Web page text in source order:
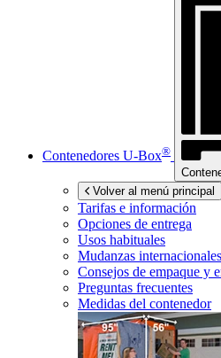
Contenedores U-Box®
Volver al menú principal
Tarifas e información
Opciones de entrega
Usos habituales
Mudanzas internacionales
Consejos de empaque y
Preguntas frecuentes
Medidas del contenedor